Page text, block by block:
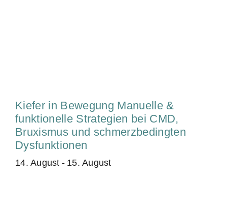
Kiefer in Bewegung Manuelle &
funktionelle Strategien bei CMD,
Bruxismus und schmerzbedingten
Dysfunktionen
14. August - 15. August